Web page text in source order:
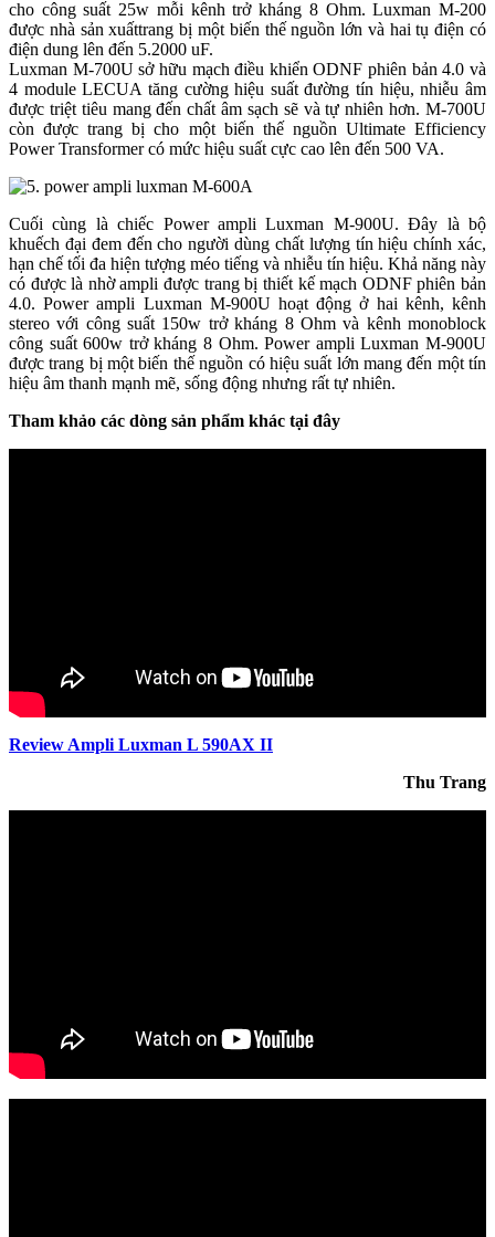
cho công suất 25w mỗi kênh trở kháng 8 Ohm. Luxman M-200
được nhà sản xuấttrang bị một biến thế nguồn lớn và hai tụ điện có
điện dung lên đến 5.2000 uF.
Luxman M-700U sở hữu mạch điều khiển ODNF phiên bản 4.0 và
4 module LECUA tăng cường hiệu suất đường tín hiệu, nhiễu âm
được triệt tiêu mang đến chất âm sạch sẽ và tự nhiên hơn. M-700U
còn được trang bị cho một biến thế nguồn Ultimate Efficiency
Power Transformer có mức hiệu suất cực cao lên đến 500 VA.
Cuối cùng là chiếc Power ampli Luxman M-900U. Đây là bộ
khuếch đại đem đến cho người dùng chất lượng tín hiệu chính xác,
hạn chế tối đa hiện tượng méo tiếng và nhiễu tín hiệu. Khả năng này
có được là nhờ ampli được trang bị thiết kế mạch ODNF phiên bản
4.0. Power ampli Luxman M-900U hoạt động ở hai kênh, kênh
stereo với công suất 150w trở kháng 8 Ohm và kênh monoblock
công suất 600w trở kháng 8 Ohm. Power ampli Luxman M-900U
được trang bị một biến thế nguồn có hiệu suất lớn mang đến một tín
hiệu âm thanh mạnh mẽ, sống động nhưng rất tự nhiên.
Tham khảo các dòng sản phẩm khác tại đây
Review Ampli Luxman L 590AX II
Thu Trang